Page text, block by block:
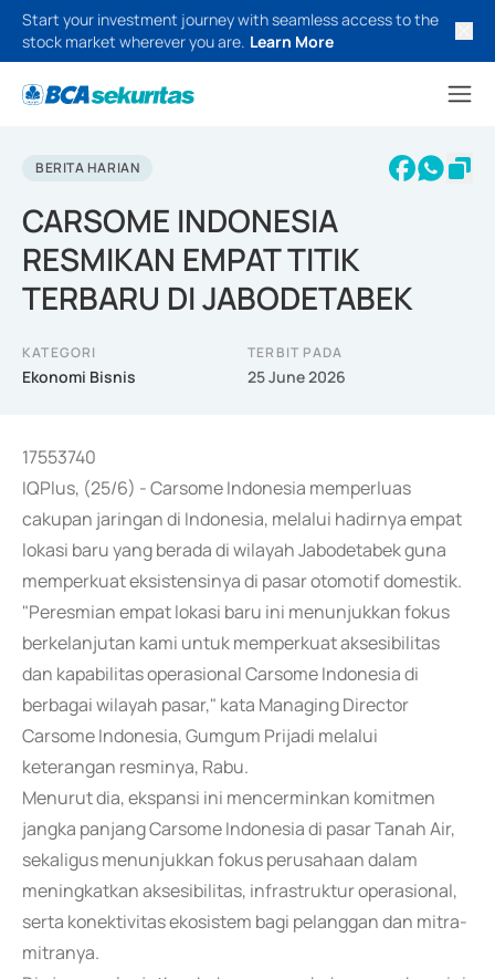
Start your investment journey with seamless access to the
stock market wherever you are. Learn More
BERITA HARIAN
CARSOME INDONESIA
RESMIKAN EMPAT TITIK
TERBARU DI JABODETABEK
KATEGORI
Ekonomi Bisnis
TERBIT PADA
25 June 2026
17553740
IQPlus, (25/6) - Carsome Indonesia memperluas
cakupan jaringan di Indonesia, melalui hadirnya empat
lokasi baru yang berada di wilayah Jabodetabek guna
memperkuat eksistensinya di pasar otomotif domestik.
"Peresmian empat lokasi baru ini menunjukkan fokus
berkelanjutan kami untuk memperkuat aksesibilitas
dan kapabilitas operasional Carsome Indonesia di
berbagai wilayah pasar," kata Managing Director
Carsome Indonesia, Gumgum Prijadi melalui
keterangan resminya, Rabu.
Menurut dia, ekspansi ini mencerminkan komitmen
jangka panjang Carsome Indonesia di pasar Tanah Air,
sekaligus menunjukkan fokus perusahaan dalam
meningkatkan aksesibilitas, infrastruktur operasional,
serta konektivitas ekosistem bagi pelanggan dan mitra-
mitranya.